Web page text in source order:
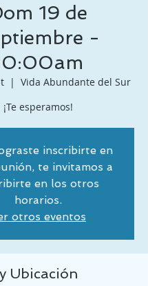
19 de
-
  |
Vida Abundante del Sur
¡Te esperamos!
inscribirte en
te invitamos a
en los otros
horarios.
otros eventos
Ubicación